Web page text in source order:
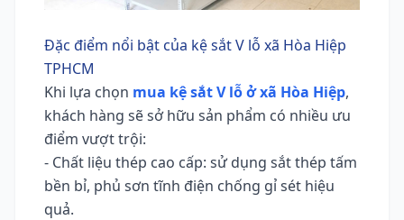
Đặc điểm nổi bật của kệ sắt V lỗ xã Hòa Hiệp
TPHCM
Khi lựa chọn mua kệ sắt V lỗ ở xã Hòa Hiệp,
khách hàng sẽ sở hữu sản phẩm có nhiều ưu
điểm vượt trội:
- Chất liệu thép cao cấp: sử dụng sắt thép tấm
bền bỉ, phủ sơn tĩnh điện chống gỉ sét hiệu
quả.